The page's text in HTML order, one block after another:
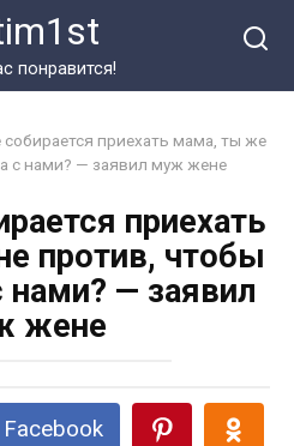
понравится!
приехать мама, ты же
с нами? — заявил муж жене
приехать
против, чтобы
— заявил
жене